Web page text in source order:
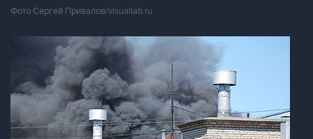
Фото Сергей Привалов/visuallab.ru